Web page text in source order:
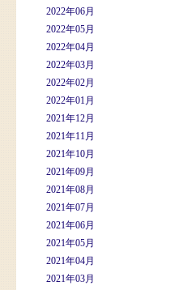
2022年06月
2022年05月
2022年04月
2022年03月
2022年02月
2022年01月
2021年12月
2021年11月
2021年10月
2021年09月
2021年08月
2021年07月
2021年06月
2021年05月
2021年04月
2021年03月